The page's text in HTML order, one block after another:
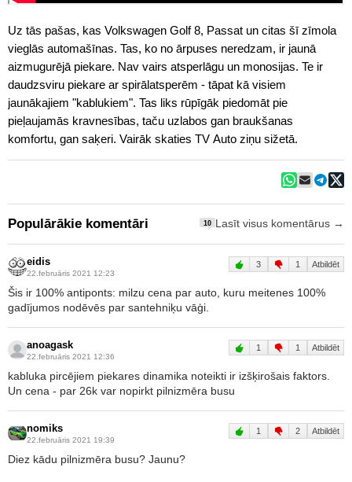
Uz tās pašas, kas Volkswagen Golf 8, Passat un citas šī zīmola
vieglās automašīnas. Tas, ko no ārpuses neredzam, ir jaunā
aizmugurējā piekare. Nav vairs atsperlāgu un monosijas. Te ir
daudzsviru piekare ar spirālatsperēm - tāpat kā visiem
jaunākajiem "kablukiem". Tas liks rūpīgāk piedomāt pie
pieļaujamās kravnesības, taču uzlabos gan braukšanas
komfortu, gan saķeri. Vairāk skaties TV Auto ziņu sižetā.
Populārākie komentāri 10 Lasīt visus komentārus →
eidis
22.februāris 2021 12:23
3 1 Atbildēt
Šis ir 100% antiponts: milzu cena par auto, kuru meitenes 100%
gadījumos nodēvēs par santehniķu vāģi.
anoagask
22.februāris 2021 12:36
1 1 Atbildēt
kabluka pircējiem piekares dinamika noteikti ir izšķirošais faktors.
Un cena - par 26k var nopirkt pilnizmēra busu
nomiks
22.februāris 2021 19:39
1 2 Atbildēt
Diez kādu pilnizmēra busu? Jaunu?